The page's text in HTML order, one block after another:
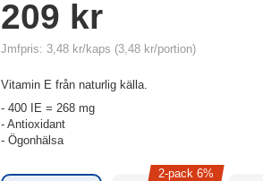
209 kr
Jmfpris: 3,48 kr/kaps (3,48 kr/portion)
Vitamin E från naturlig källa.
- 400 IE = 268 mg
- Antioxidant
- Ögonhälsa
2-pack 6%